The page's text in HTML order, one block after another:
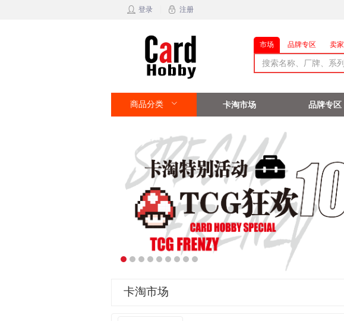
登录 注册
市场 品牌专区 卖家
商品分类 卡淘市场 品牌专区
卡淘市场